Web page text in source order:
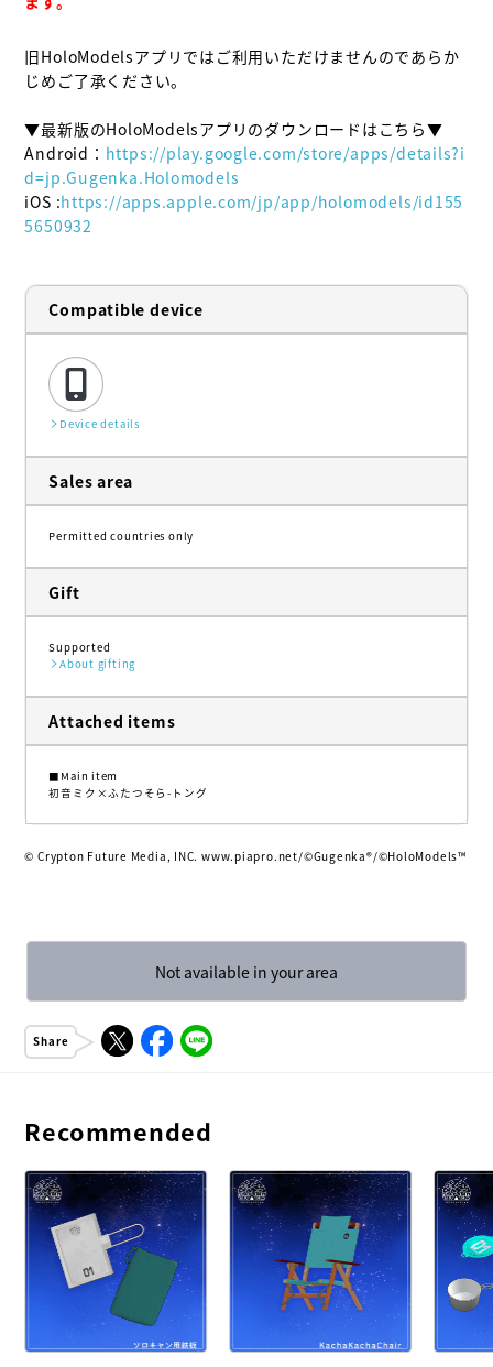
旧HoloModelsアプリではご利用いただけませんのであらか
じめご了承ください。
▼最新版のHoloModelsアプリのダウンロードはこちら▼
Android： https://play.google.com/store/apps/details?i
d=jp.Gugenka.Holomodels
iOS :https://apps.apple.com/jp/app/holomodels/id155
5650932
Compatible device
Device details
Sales area
Permitted countries only
Gift
Supported
About gifting
Attached items
■Main item
初音ミク×ふたつそら-トング
© Crypton Future Media, INC. www.piapro.net/©Gugenka®/©️HoloModels™️
Not available in your area
Share
Recommended